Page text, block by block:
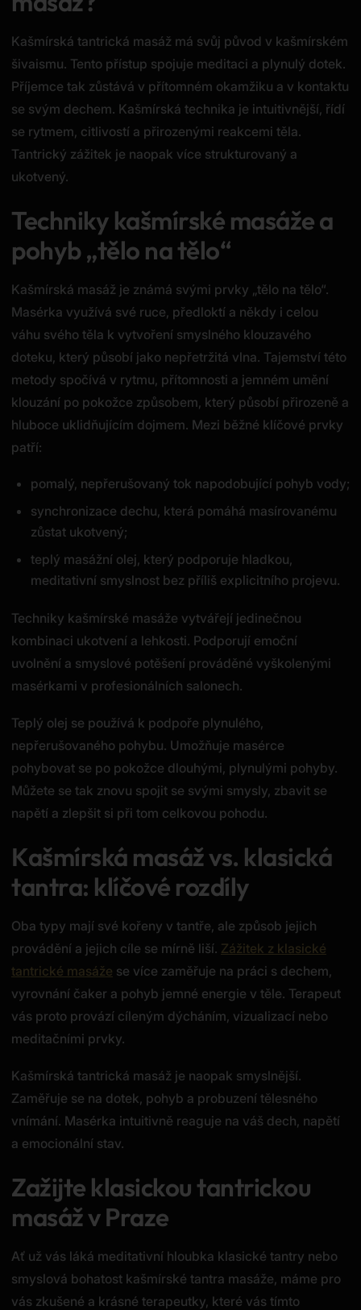
Kašmírská tantrická masáž má svůj původ v kašmírském
šivaismu. Tento přístup spojuje meditaci a plynulý dotek.
Příjemce tak zůstává v přítomném okamžiku a v kontaktu
se svým dechem. Kašmírská technika je intuitivnější, řídí
se rytmem, citlivostí a přirozenými reakcemi těla.
Tantrický zážitek je naopak více strukturovaný a
ukotvený.
Techniky kašmírské masáže a
pohyb „tělo na tělo“
Kašmírská masáž je známá svými prvky „tělo na tělo“.
Masérka využívá své ruce, předloktí a někdy i celou
váhu svého těla k vytvoření smyslného klouzavého
doteku, který působí jako nepřetržitá vlna. Tajemství této
metody spočívá v rytmu, přítomnosti a jemném umění
klouzání po pokožce způsobem, který působí přirozeně a
hluboce uklidňujícím dojmem. Mezi běžné klíčové prvky
patří:
pomalý, nepřerušovaný tok napodobující pohyb vody;
synchronizace dechu, která pomáhá masírovanému
zůstat ukotvený;
teplý masážní olej, který podporuje hladkou,
meditativní smyslnost bez příliš explicitního projevu.
Techniky kašmírské masáže vytvářejí jedinečnou
kombinaci ukotvení a lehkosti. Podporují emoční
uvolnění a smyslové potěšení prováděné vyškolenými
masérkami v profesionálních salonech.
Teplý olej se používá k podpoře plynulého,
nepřerušovaného pohybu. Umožňuje masérce
pohybovat se po pokožce dlouhými, plynulými pohyby.
Můžete se tak znovu spojit se svými smysly, zbavit se
napětí a zlepšit si při tom celkovou pohodu.
Kašmírská masáž vs. klasická
tantra: klíčové rozdíly
Oba typy mají své kořeny v tantře, ale způsob jejich
provádění a jejich cíle se mírně liší. Zážitek z klasické
tantrické masáže se více zaměřuje na práci s dechem,
vyrovnání čaker a pohyb jemné energie v těle. Terapeut
vás proto provází cíleným dýcháním, vizualizací nebo
meditačními prvky.
Kašmírská tantrická masáž je naopak smyslnější.
Zaměřuje se na dotek, pohyb a probuzení tělesného
vnímání. Masérka intuitivně reaguje na váš dech, napětí
a emocionální stav.
Zažijte klasickou tantrickou
masáž v Praze
Ať už vás láká meditativní hloubka klasické tantry nebo
smyslová bohatost kašmírské tantra masáže, máme pro
vás zkušené a krásné terapeutky, které vás tímto